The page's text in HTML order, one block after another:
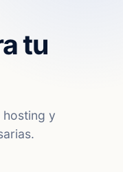
tu
y